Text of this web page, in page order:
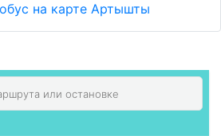
на карте Артышты